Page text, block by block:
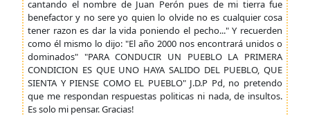
cantando el nombre de Juan Perón pues de mi tierra fue
benefactor y no sere yo quien lo olvide no es cualquier cosa
tener razon es dar la vida poniendo el pecho..." Y recuerden
como él mismo lo dijo: "El año 2000 nos encontrará unidos o
dominados" "PARA CONDUCIR UN PUEBLO LA PRIMERA
CONDICION ES QUE UNO HAYA SALIDO DEL PUEBLO, QUE
SIENTA Y PIENSE COMO EL PUEBLO" J.D.P Pd, no pretendo
que me respondan respuestas politicas ni nada, de insultos.
Es solo mi pensar. Gracias!